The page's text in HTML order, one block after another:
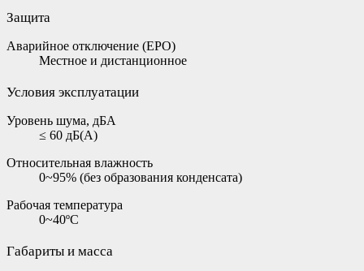
Защита
Аварийное отключение (EPO)
Местное и дистанционное
Условия эксплуатации
Уровень шума, дБА
≤ 60 дБ(А)
Относительная влажность
0~95% (без образования конденсата)
Рабочая температура
0~40ºC
Габариты и масса